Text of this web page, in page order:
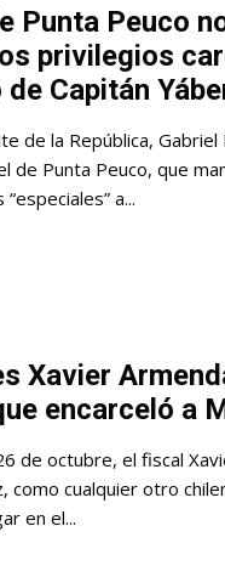
Punta Peuco
privilegios
Capitán
de la República, Gabriel
de Punta Peuco, que
a...
Xavier
encarceló a
de octubre, el fiscal
como cualquier otro
en el...